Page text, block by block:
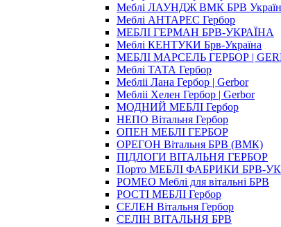
Меблi ЛАУНДЖ ВМК БРВ
Меблі АНТАРЕС Гербор
МЕБЛІ ГЕРМАН БРВ-УКРАЇНА
Меблі КЕНТУКИ Брв-Україна
МЕБЛІ МАРСЕЛЬ ГЕРБОР |
Меблі ТАТА Гербор
Мебліi Лана Гербор | Gerbor
Мебліi Хелен Гербор | Gerbor
МОДНИЙ МЕБЛІ Гербор
НЕПО Вітальня Гербор
ОПЕН МЕБЛІ ГЕРБОР
ОРЕГОН Вітальня БРВ (ВМК)
ПІДЛОГИ ВІТАЛЬНЯ ГЕРБОР
Порто МЕБЛІ ФАБРИКИ БРВ-
РОМЕО Меблі для вітальні БРВ
РОСТІ МЕБЛІ Гербор
СЕЛЕН Вітальня Гербор
СЕЛІН ВІТАЛЬНЯ БРВ